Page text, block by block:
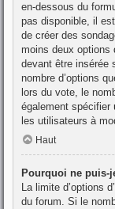
en-dessous du
pas disponible, il
de créer des
moins deux options
devant être insérée
nombre d’options
lors du vote, le
également spécifier
les utilisateurs à
Haut
Pourquoi ne puis-
La limite d’options
du forum. Si le